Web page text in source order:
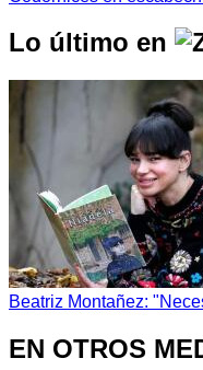
Lo último en
Beatriz Montañez:
EN OTROS